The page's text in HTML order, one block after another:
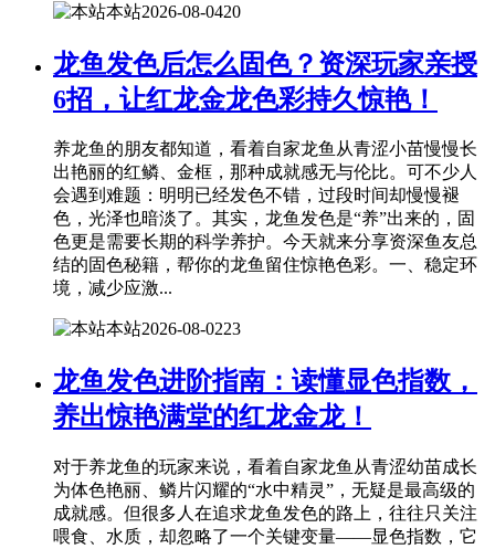
本站2026-08-0420
龙鱼发色后怎么固色？资深玩家亲授
6招，让红龙金龙色彩持久惊艳！
养龙鱼的朋友都知道，看着自家龙鱼从青涩小苗慢慢长
出艳丽的红鳞、金框，那种成就感无与伦比。可不少人
会遇到难题：明明已经发色不错，过段时间却慢慢褪
色，光泽也暗淡了。其实，龙鱼发色是“养”出来的，固
色更是需要长期的科学养护。今天就来分享资深鱼友总
结的固色秘籍，帮你的龙鱼留住惊艳色彩。一、稳定环
境，减少应激...
本站2026-08-0223
龙鱼发色进阶指南：读懂显色指数，
养出惊艳满堂的红龙金龙！
对于养龙鱼的玩家来说，看着自家龙鱼从青涩幼苗成长
为体色艳丽、鳞片闪耀的“水中精灵”，无疑是最高级的
成就感。但很多人在追求龙鱼发色的路上，往往只关注
喂食、水质，却忽略了一个关键变量——显色指数，它